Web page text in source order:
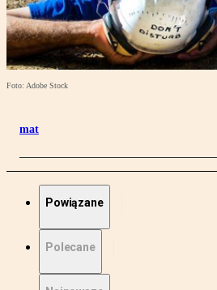
Foto: Adobe Stock
mat
Powiązane
Polecane